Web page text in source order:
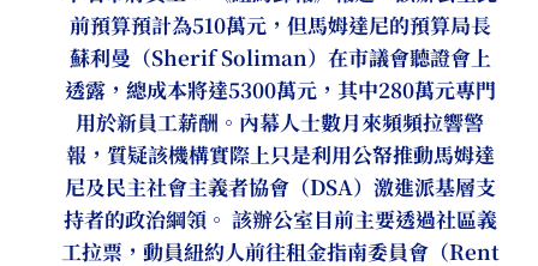
前預算預計為510萬元，但馬姆達尼的預算局長
蘇利曼（Sherif Soliman）在市議會聽證會上
透露，總成本將達5300萬元，其中280萬元專門
用於新員工薪酬。內幕人士數月來頻頻拉響警
報，質疑該機構實際上只是利用公帑推動馬姆達
尼及民主社會主義者協會（DSA）激進派基層支
持者的政治綱領。 該辦公室目前主要透過社區義
工拉票，動員紐約人前往租金指南委員會（Rent